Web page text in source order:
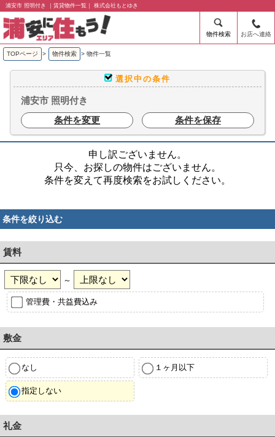
浦安市 照明付き ｜賃貸物件一覧｜ 株式会社もとゆき
物件検索 お店へ連絡
TOPページ > 物件検索 > 物件一覧
選択中の条件
浦安市 照明付き
条件を変更
条件を保存
申し訳ございません。
只今、お探しの物件はございません。
条件を変えて再度検索をお試しください。
条件を絞り込む
賃料
～
管理費・共益費込み
敷金
なし １ヶ月以下
指定しない
礼金